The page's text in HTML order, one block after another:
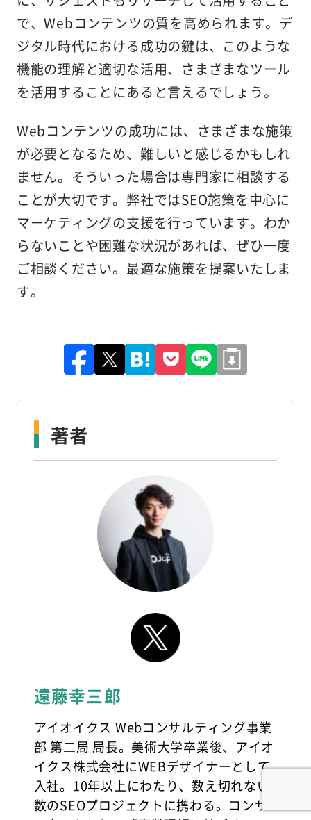
で、Webコンテンツの質を高められます。デ
ジタル時代における成功の鍵は、このような
機能の理解と適切な活用、さまざまなツール
を活用することにあると言えるでしょう。
Webコンテンツの成功には、さまざまな施策
が必要となるため、難しいと感じるかもしれ
ません。そういった場合は専門家に相談する
ことが大切です。弊社ではSEO施策を中心に
マーケティングの支援を行っています。わか
らないことや困難な状況があれば、ぜひ一度
ご相談ください。最適な施策を提案いたしま
す。
著者
遠藤幸三郎
アイオイクス Webコンサルティング事業
部 第二局 局長。美術大学卒業後、アイオ
イクス株式会社にWEBデザイナーとして
入社。10年以上にわたり、数え切れない
数のSEOプロジェクトに携わる。コンサ